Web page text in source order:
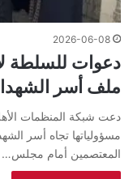
2026-06-08
دعوات للسلطة
ملف أسر
دعت شبكة المنظمات
مسؤولياتها تجاه أسر
المعتصمين أمام مجلس…